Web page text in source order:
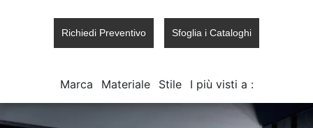
Richiedi Preventivo Sfoglia i Cataloghi
Marca Materiale Stile I più visti a :